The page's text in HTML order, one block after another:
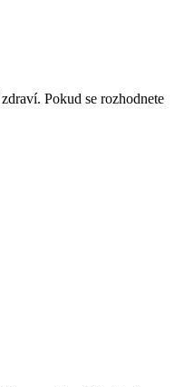
Pokud se rozhodnete